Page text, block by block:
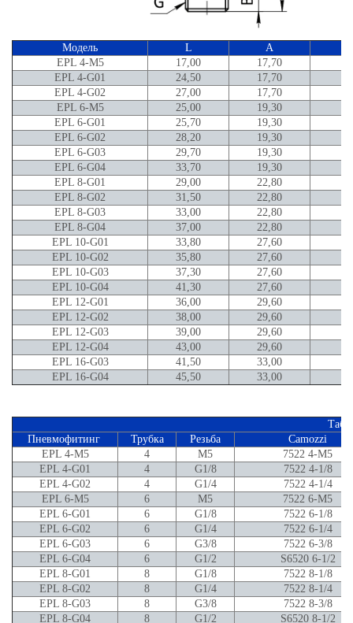
Модель L A
EPL 4-M5
17,00 17,70
EPL 4-G01
24,50 17,70
EPL 4-G02
27,00 17,70
EPL 6-M5
25,00 19,30
EPL 6-G01
25,70 19,30
EPL 6-G02
28,20 19,30
EPL 6-G03
29,70 19,30
EPL 6-G04
33,70 19,30
EPL 8-G01
29,00 22,80
EPL 8-G02
31,50 22,80
EPL 8-G03
33,00 22,80
EPL 8-G04
37,00 22,80
EPL 10-G01
33,80 27,60
EPL 10-G02
35,80 27,60
EPL 10-G03
37,30 27,60
EPL 10-G04
41,30 27,60
EPL 12-G01
36,00 29,60
EPL 12-G02
38,00 29,60
EPL 12-G03
39,00 29,60
EPL 12-G04
43,00 29,60
EPL 16-G03
41,50 33,00
EPL 16-G04
45,50 33,00
Пневмофитинг
Трубка Резьба
Camozzi
EPL 4-M5
4 M5
7522 4-M5
EPL 4-G01
4 G1/8
7522 4-1/8
EPL 4-G02
4 G1/4
7522 4-1/4
EPL 6-M5
6 M5
7522 6-M5
EPL 6-G01
6 G1/8
7522 6-1/8
EPL 6-G02
6 G1/4
7522 6-1/4
EPL 6-G03
6 G3/8
7522 6-3/8
EPL 6-G04
6 G1/2
S6520 6-1/2
EPL 8-G01
8 G1/8
7522 8-1/8
EPL 8-G02
8 G1/4
7522 8-1/4
EPL 8-G03
8 G3/8
7522 8-3/8
EPL 8-G04
8 G1/2
S6520 8-1/2